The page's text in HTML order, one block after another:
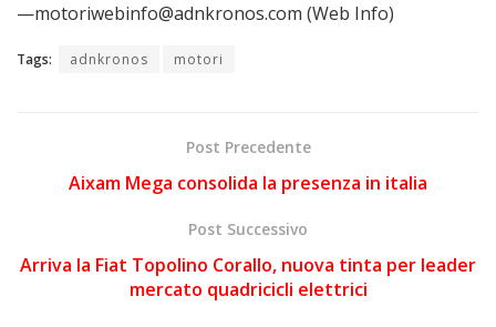
—motoriwebinfo@adnkronos.com (Web Info)
Tags: adnkronos motori
Post Precedente
Aixam Mega consolida la presenza in italia
Post Successivo
Arriva la Fiat Topolino Corallo, nuova tinta per leader
mercato quadricicli elettrici